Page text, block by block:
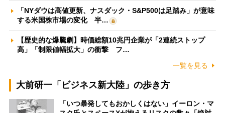
「NYダウは高値更新、ナスダック・S&P500は足踏み」が意味
する米国株市場の変化 半…
【歴史的な爆騰劇】時価総額10兆円企業が「2連続ストップ
高」「制限値幅拡大」の衝撃 フ…
一覧を見る
大前研一「ビジネス新大陸」の歩き方
「いつ暴発してもおかしくはない」イーロン・マ